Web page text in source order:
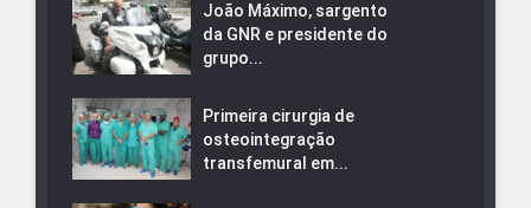
João Máximo, sargento
da GNR e presidente do
grupo...
Primeira cirurgia de
osteointegração
transfemural em...